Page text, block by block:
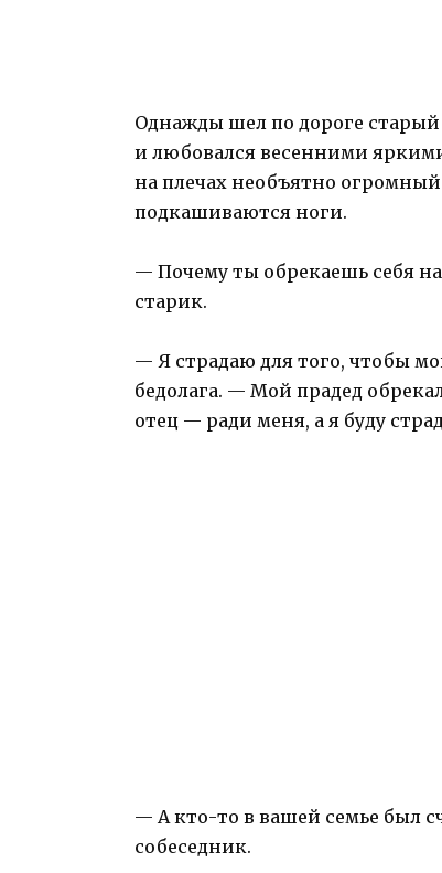
Однажды шел по дороге
и любовался весенними
на плечах необъятно огромный
подкашиваются ноги.
— Почему ты обрекаешь себя
старик.
— Я страдаю для того, чтобы
бедолага. — Мой прадед
отец — ради меня, а я буду
— А кто-то в вашей семье был
собеседник.